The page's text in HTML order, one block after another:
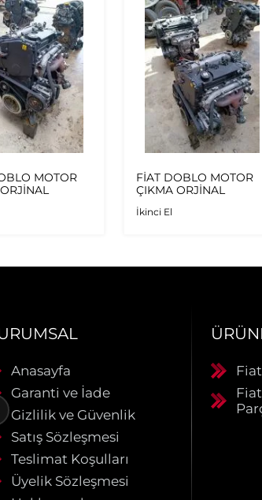
MOTOR
FİAT DOBLO MOTOR
ÇIKMA ORJİNAL
İkinci El
Anasayfa
Garanti ve İade
Gizlilik ve Güvenlik
Satış Sözleşmesi
Teslimat Koşulları
Üyelik Sözleşmesi